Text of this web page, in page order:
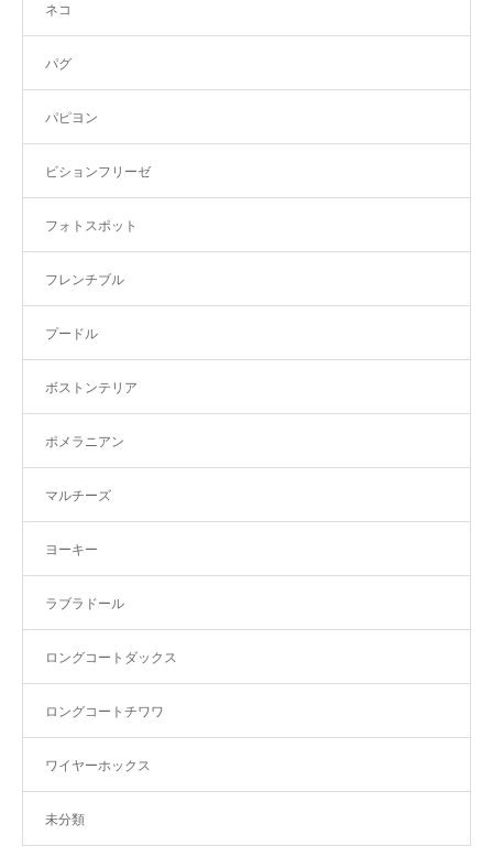
ネコ
パグ
パピヨン
ビションフリーゼ
フォトスポット
フレンチブル
プードル
ボストンテリア
ポメラニアン
マルチーズ
ヨーキー
ラブラドール
ロングコートダックス
ロングコートチワワ
ワイヤーホックス
未分類